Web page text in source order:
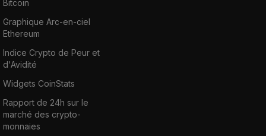
Bitcoin
Graphique Arc-en-ciel
Ethereum
Indice Crypto de Peur et
d'Avidité
Widgets CoinStats
Rapport de 24h sur le
marché des crypto-
monnaies